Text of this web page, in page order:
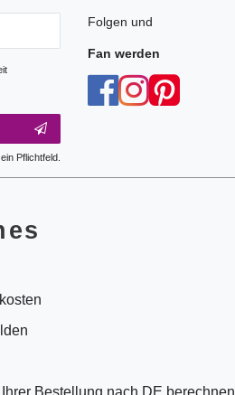
Pflichtfeld.
Folgen und
Fan werden
Bestellung nach DE berechnen